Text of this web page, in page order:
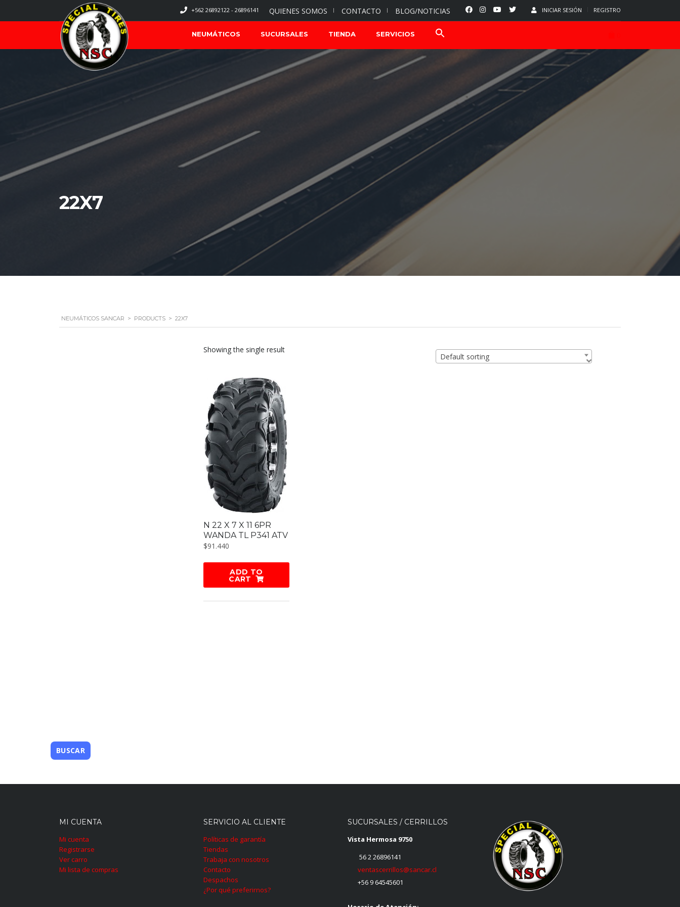
INICIAR SESIÓN REGISTRO
QUIENES SOMOS CONTACTO BLOG/NOTICIAS
+562 26892122 - 26896141
NEUMÁTICOS SUCURSALES TIENDA SERVICIOS
22X7
NEUMÁTICOS SANCAR > PRODUCTS > 22X7
Showing the single result
Default sorting
N 22 X 7 X 11 6PR
WANDA TL P341 ATV
$91.440
ADD TO
CART
MI CUENTA
Mi cuenta
Registrarse
Ver carro
Mi lista de compras
SERVICIO AL CLIENTE
Políticas de garantía
Tiendas
Trabaja con nosotros
Contacto
Despachos
¿Por qué preferirnos?
SUCURSALES / CERRILLOS
Vista Hermosa 9750
56 2 26896141
ventascerrillos@sancar.cl
+56 9 64545601